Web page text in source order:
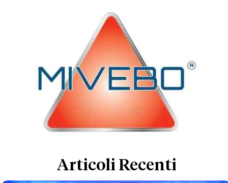
Articoli Recenti